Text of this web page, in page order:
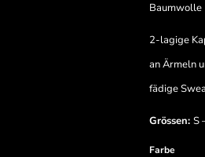
Baumwolle
2-lagige
an Ärmeln
fädige
Grössen:S
Farbe